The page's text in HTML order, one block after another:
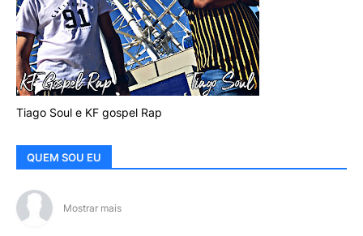
Tiago Soul e KF gospel Rap
QUEM SOU EU
Mostrar mais